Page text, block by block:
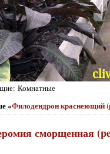
Комнатные
«Филодендрон краснеющий
сморщенная